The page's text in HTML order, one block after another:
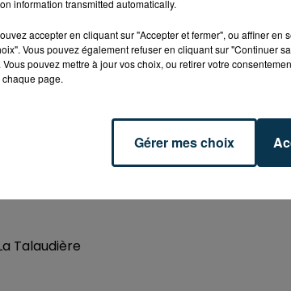
Talaudière
information transmitted automatically.
accepter en cliquant sur "Accepter et fermer", ou affiner
Vous pouvez également refuser en cliquant sur "Continuer
Vous pouvez mettre à jour vos choix, ou retirer votre
page.
Gérer mes choix